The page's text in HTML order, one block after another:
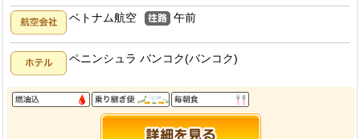
ベトナム航空 午前
ペニンシュラ バンコク(バンコク)